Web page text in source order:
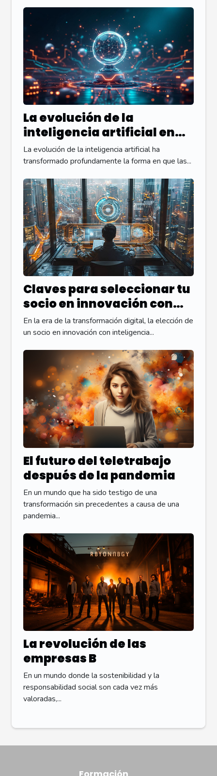
La evolución de la
inteligencia artificial en
las interacciones en línea
La evolución de la inteligencia artificial ha
transformado profundamente la forma en que las...
Claves para seleccionar tu
socio en innovación con
inteligencia artificial
En la era de la transformación digital, la elección de
un socio en innovación con inteligencia...
El futuro del teletrabajo
después de la pandemia
En un mundo que ha sido testigo de una
transformación sin precedentes a causa de una
pandemia...
La revolución de las
empresas B
En un mundo donde la sostenibilidad y la
responsabilidad social son cada vez más
valoradas,...